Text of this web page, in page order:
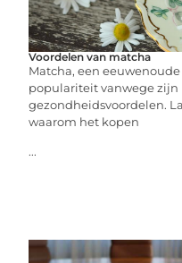
Voordelen van matcha
Matcha, een
populariteit vanwege
gezondheidsvoordelen.
waarom het kopen
...